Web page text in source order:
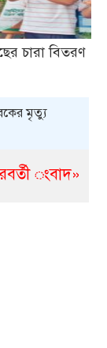
চারা বিতরণ
মৃত্যু
ংবাদ»